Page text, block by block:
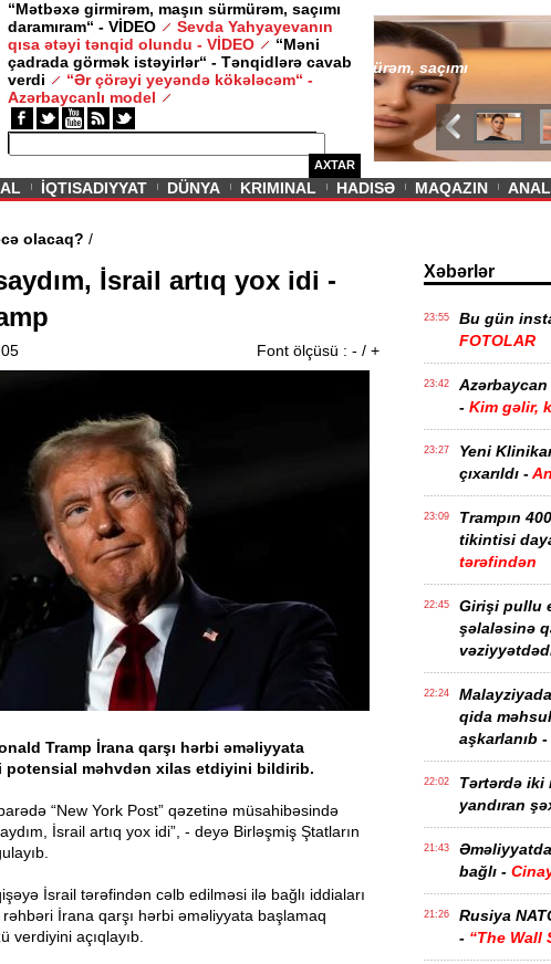
“Mətbəxə girmirəm, maşın sürmürəm, saçımı
daramıram“ - VİDEO
Sevda Yahyayevanın
qısa ətəyi tənqid olundu - VİDEO
“Məni
çadrada görmək istəyirlər“ - Tənqidlərə cavab
verdi
“Ər çörəyi yeyəndə kökələcəm“ -
Azərbaycanlı model
AXTAR
/ MAQAZIN /
Sevda Yahyayevanın
VİDEO
İQTISADIYYAT DÜNYA KRIMINAL HADISƏ MAQAZIN
necə olacaq?
İsrail artıq yox idi -
Font ölçüsü : - / +
Tramp İrana qarşı hərbi əməliyyata
potensial məhvdən xilas etdiyini bildirib.
“New York Post” qəzetinə müsahibəsində
İsrail artıq yox idi”, - deyə Birləşmiş Ştatların
İsrail tərəfindən cəlb edilməsi ilə bağlı iddiaları
İrana qarşı hərbi əməliyyata başlamaq
verdiyini açıqlayıb.
Xəbərlər
23:55
Bu gün
FOTOLAR
23:42
- Kim gəlir,
23:27
Yeni
çıxarıldı -
23:09
Trampın
tikintisi
tərəfindən
22:45
Girişi pullu
şəlaləsinə
22:24
qida
aşkarlanıb -
22:02
Tərtərdə iki
yandıran
21:43
bağlı -
21:26
Rusiya
- “The Wall